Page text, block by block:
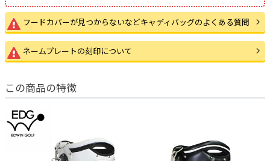
フードカバーが見つからないなどキャディバッグのよくある質問
ネームプレートの刻印について
この商品の特徴